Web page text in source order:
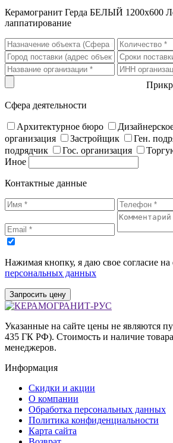
Керамогранит Герда БЕЛЫЙ 1200x600
лаппатирование
Сфера деятельности
Архитектурное бюро
организация
Застройщик Ген.
подрядчик
Гос. организация
Иное
Контактные данные
Нажимая кнопку, я даю свое согласие
персональных данных
Запросить цену
Указанные на сайте цены не являются
435 ГК РФ). Стоимость и наличие товара
менеджеров.
Информация
Скидки и акции
О компании
Обработка персональных данных
Политика конфиденциальности
Карта сайта